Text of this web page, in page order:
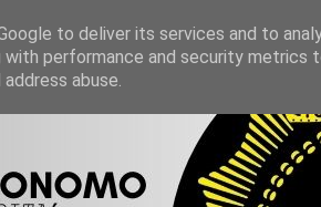
to deliver its services and to
with performance and security metrics
abuse.